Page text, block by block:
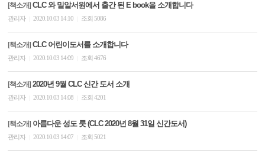
[책소개] CLC 와 밀알서원에서 출간 된 E book을 소개합니다
관리자 2020.10.03 14:10 조회 5086
[책소개] CLC 어린이도서를 소개합니다
관리자 2020.10.03 14:09 조회 4676
[책소개] 2020년 9월 CLC 신간 도서 소개
관리자 2020.10.03 14:08 조회 4201
[책소개] 아름다운 성도 룻 (CLC 2020년 8월 31일 신간도서)
관리자 2020.10.03 14:07 조회 5021